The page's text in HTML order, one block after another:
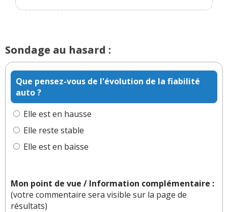
Sondage au hasard :
Que pensez-vous de l'évolution de la fiabilité
auto ?
Elle est en hausse
Elle reste stable
Elle est en baisse
Mon point de vue / Information complémentaire :
(votre commentaire sera visible sur la page de
résultats)